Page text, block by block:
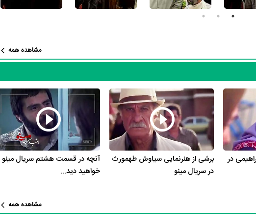
پاک‌نیت را باید بیشتر بازیگر سینما بدانیم چرا که 50% آثار وی سینمایی و 50% آثارش تلویزیونی است. در واقع محمود‌ پاک‌نیت از مجموع 63 اثری که در
نفس‌های آرام فیلم عشقولانس
فیلم دنیای وارونه،فیلم مرد
دنیا،فیلم آرایش مرگ،فیلم جای امن،فیلم تابستان 58 وفیلم گشتی‌هابه ایفای نقش
،سریال مینو،سریال شبکه : سارقان روح،سریال شبکه : باغ بی‌روزنه،سریال آشوب،
سریال پرده‌نشین،سریال خط،سریال پشت کوه‌های بلند،سریال خاطرات مرد ناتمام،
رسیده باشی سریال صنوبر،سریال وارث،سریال خانه‌ای در تاریکی،سریال روشن‌تر از
سریال هتل پیاده رو،سریال چشم به راه،سریال فکر پلید سریال کهنه‌سوار،سریال
پاک‌نیت آثار مهمی وجود دارد. اگر می‌خواهید با بیوگرافی محمود‌ پاک‌نیت و زندگی حرفه‌ای و آثار او
بیشتر آشنا شوید، حتما به صفحه هر یک از آثار محمود‌ پاک‌نیت در منظوم سر بزنید. همه 63 اثر مهم محمود‌ پاک‌نیت در منظوم یک پروفایل اختصاصی
بازی کرده باشد، توانسته نمره‌ی بیشتری از سوی مردم بگیرد، در نتیجه سوابق کاری و
مشاهده همه
در
برشی از هنرنمایی سیاوش طهمورث
در سریال مینو
آنچه در قسمت هشتم سریال مینو
خواهید دید...
مشاهده همه